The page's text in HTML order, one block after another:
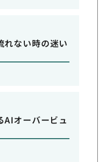
れない時の迷い
AIオーバービュ